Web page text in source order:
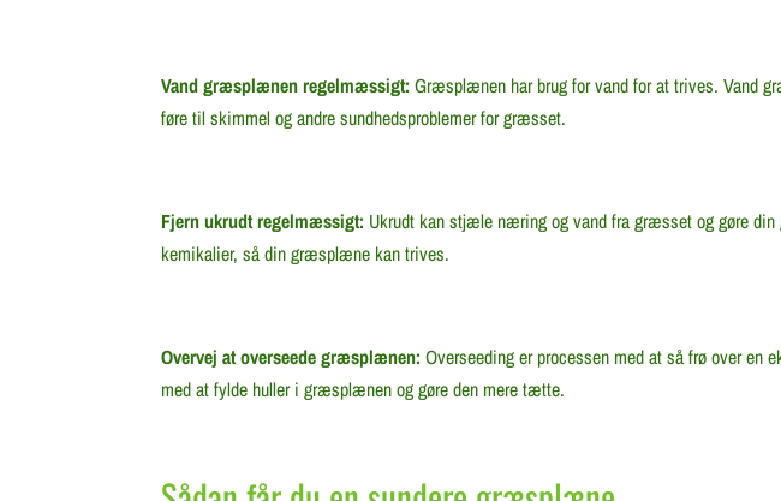
Vand græsplænen regelmæssigt: Græsplænen har brug for vand for at trives. Vand
føre til skimmel og andre sundhedsproblemer for græsset.
Fjern ukrudt regelmæssigt: Ukrudt kan stjæle næring og vand fra græsset og gøre
kemikalier, så din græsplæne kan trives.
Overvej at overseede græsplænen: Overseeding er processen med at så frø over
med at fylde huller i græsplænen og gøre den mere tætte.